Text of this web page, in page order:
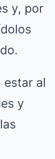
y, por
estar al
y